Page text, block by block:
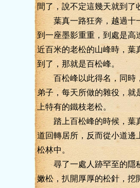
間了，說不定這幾天就到了
葉真一路狂奔，越過十
到一座墨影重重，到處是高
近百米的老松的山峰時，葉
到了，那就是百松峰。
百松峰以此得名，同時
弟子，每天所做的雜役，就
上特有的鐵枝老松。
踏上百松峰的時候，葉
道回轉居所，反而從小道邊
松林中。
尋了一處人跡罕至的隱
嫩松，扒開厚厚的松針，挖